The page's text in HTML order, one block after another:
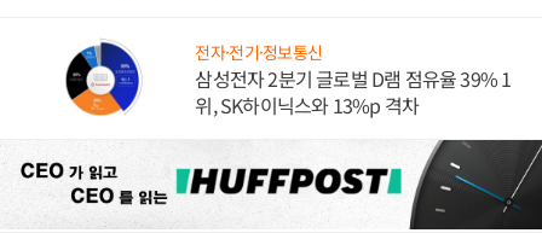
전자·전기·정보통신
삼성전자 2분기 글로벌 D램 점유율 39% 1
위, SK하이닉스와 13%p 격차